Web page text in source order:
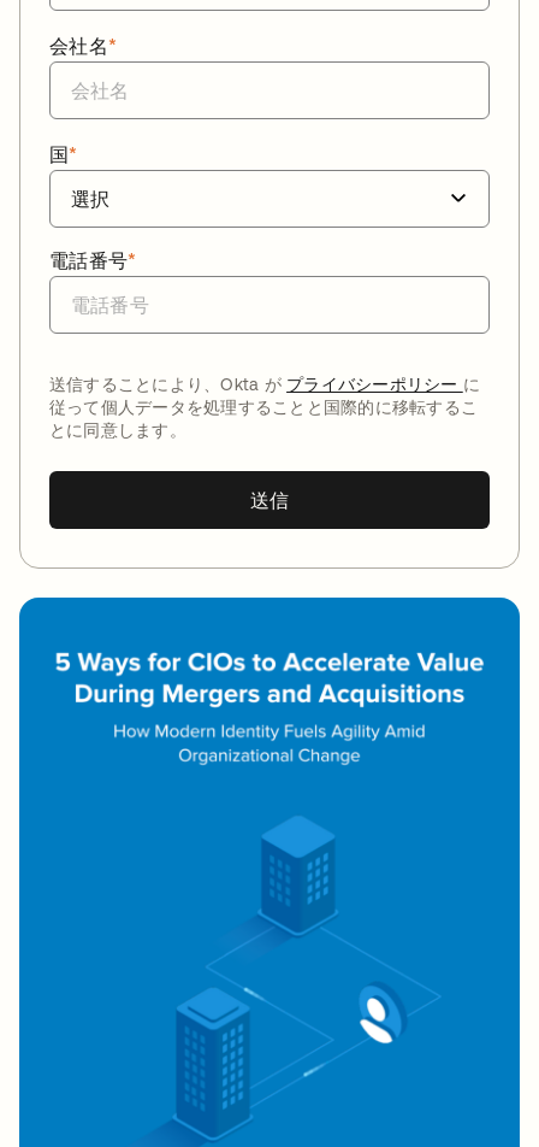
*
会社名
*
国
*
電話番号
送信することにより、Okta が プライバシーポリシー に
従って個人データを処理することと国際的に移転するこ
とに同意します。
送信